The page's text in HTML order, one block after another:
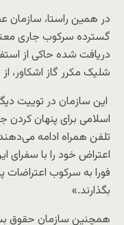
در همین راستا، سازمان
گسترده سرکو‌ب جاری
دریافت شده حاکی از
شلیک مکرر گاز اشکاور،
این سازمان در توییت
اسلامی برای پنهان
تلفن همراه ادامه
اعتراض خود را با سفرای
فورا به سرکوب اعتراضات
بگذارند.»
همچنین سازمان حقوق